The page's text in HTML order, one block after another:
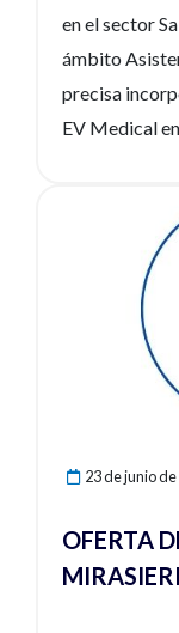
en el sector
ámbito
precisa
EV Medical
23 de junio de
OFERTA